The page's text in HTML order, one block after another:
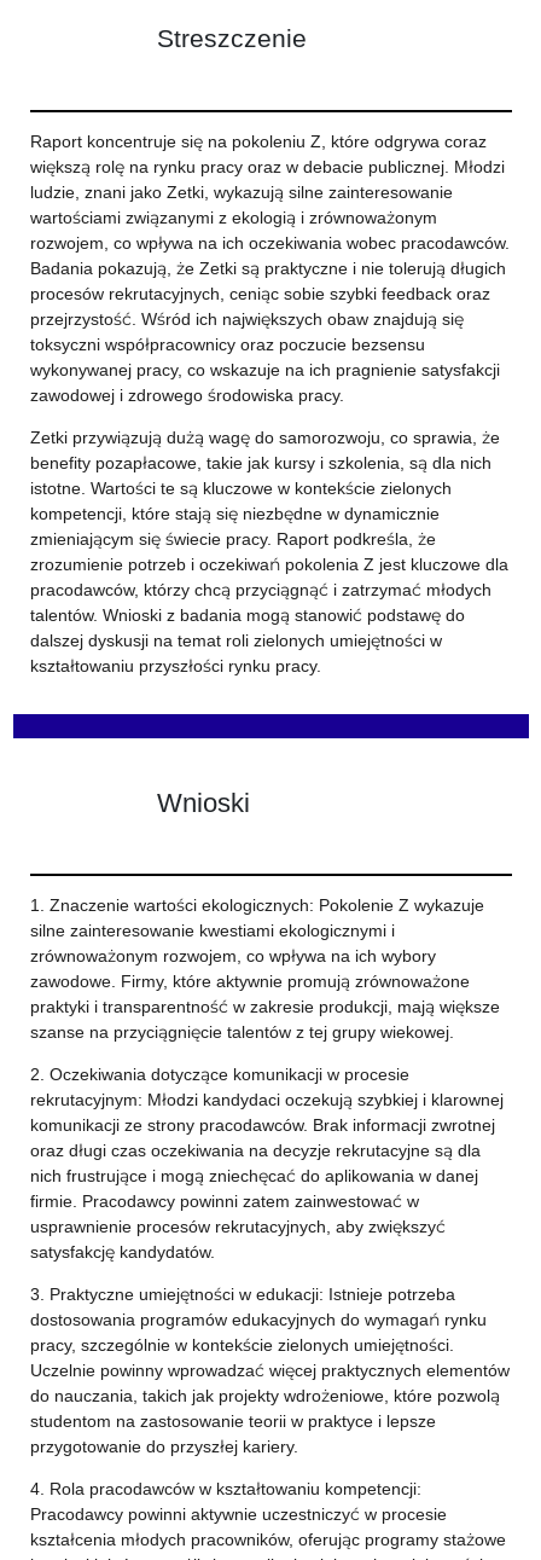
Streszczenie
Raport koncentruje się na pokoleniu Z, które odgrywa coraz
większą rolę na rynku pracy oraz w debacie publicznej. Młodzi
ludzie, znani jako Zetki, wykazują silne zainteresowanie
wartościami związanymi z ekologią i zrównoważonym
rozwojem, co wpływa na ich oczekiwania wobec pracodawców.
Badania pokazują, że Zetki są praktyczne i nie tolerują długich
procesów rekrutacyjnych, ceniąc sobie szybki feedback oraz
przejrzystość. Wśród ich największych obaw znajdują się
toksyczni współpracownicy oraz poczucie bezsensu
wykonywanej pracy, co wskazuje na ich pragnienie satysfakcji
zawodowej i zdrowego środowiska pracy.
Zetki przywiązują dużą wagę do samorozwoju, co sprawia, że
benefity pozapłacowe, takie jak kursy i szkolenia, są dla nich
istotne. Wartości te są kluczowe w kontekście zielonych
kompetencji, które stają się niezbędne w dynamicznie
zmieniającym się świecie pracy. Raport podkreśla, że
zrozumienie potrzeb i oczekiwań pokolenia Z jest kluczowe dla
pracodawców, którzy chcą przyciągnąć i zatrzymać młodych
talentów. Wnioski z badania mogą stanowić podstawę do
dalszej dyskusji na temat roli zielonych umiejętności w
kształtowaniu przyszłości rynku pracy.
Wnioski
1. Znaczenie wartości ekologicznych: Pokolenie Z wykazuje
silne zainteresowanie kwestiami ekologicznymi i
zrównoważonym rozwojem, co wpływa na ich wybory
zawodowe. Firmy, które aktywnie promują zrównoważone
praktyki i transparentność w zakresie produkcji, mają większe
szanse na przyciągnięcie talentów z tej grupy wiekowej.
2. Oczekiwania dotyczące komunikacji w procesie
rekrutacyjnym: Młodzi kandydaci oczekują szybkiej i klarownej
komunikacji ze strony pracodawców. Brak informacji zwrotnej
oraz długi czas oczekiwania na decyzje rekrutacyjne są dla
nich frustrujące i mogą zniechęcać do aplikowania w danej
firmie. Pracodawcy powinni zatem zainwestować w
usprawnienie procesów rekrutacyjnych, aby zwiększyć
satysfakcję kandydatów.
3. Praktyczne umiejętności w edukacji: Istnieje potrzeba
dostosowania programów edukacyjnych do wymagań rynku
pracy, szczególnie w kontekście zielonych umiejętności.
Uczelnie powinny wprowadzać więcej praktycznych elementów
do nauczania, takich jak projekty wdrożeniowe, które pozwolą
studentom na zastosowanie teorii w praktyce i lepsze
przygotowanie do przyszłej kariery.
4. Rola pracodawców w kształtowaniu kompetencji:
Pracodawcy powinni aktywnie uczestniczyć w procesie
kształcenia młodych pracowników, oferując programy stażowe